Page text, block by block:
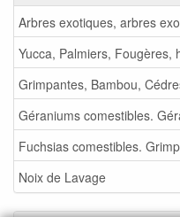
Arbres exotiques, arbres
Yucca, Palmiers, Fougères,
Grimpantes, Bambou,
Géraniums comestibles.
Fuchsias comestibles.
Noix de Lavage